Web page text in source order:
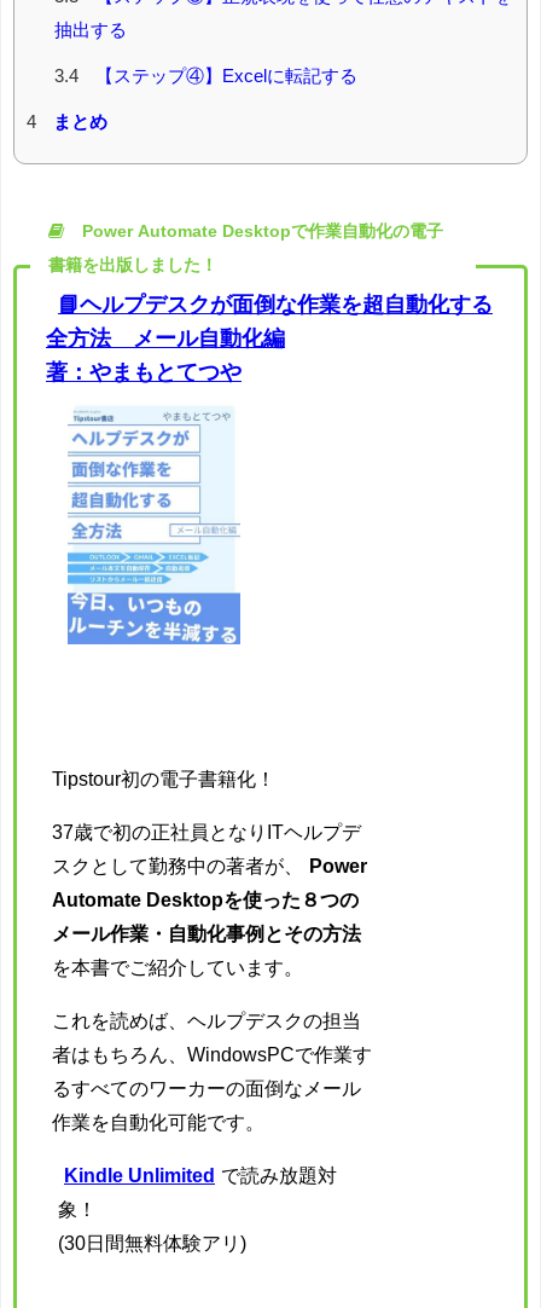
抽出する
3.4 【ステップ④】Excelに転記する
4 まとめ
Power Automate Desktopで作業自動化の電子
書籍を出版しました！
📘ヘルプデスクが面倒な作業を超自動化する
全方法 メール自動化編
著：やまもとてつや
Tipstour初の電子書籍化！
37歳で初の正社員となりITヘルプデ
スクとして勤務中の著者が、
Power
Automate Desktopを使った８つの
メール作業・自動化事例とその方法
を本書でご紹介しています。
これを読めば、ヘルプデスクの担当
者はもちろん、WindowsPCで作業す
るすべてのワーカーの面倒なメール
作業を自動化可能です。
Kindle Unlimited で読み放題対
象！
(30日間無料体験アリ)